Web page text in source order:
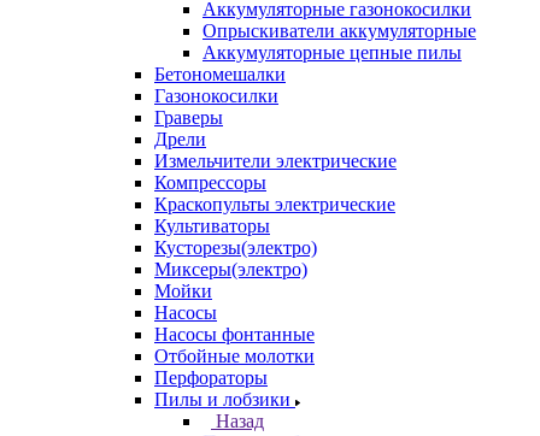
Аккумуляторные газонокосилки
Опрыскиватели аккумуляторные
Аккумуляторные цепные пилы
Бетономешалки
Газонокосилки
Граверы
Дрели
Измельчители электрические
Компрессоры
Краскопульты электрические
Культиваторы
Кусторезы(электро)
Миксеры(электро)
Мойки
Насосы
Насосы фонтанные
Отбойные молотки
Перфораторы
Пилы и лобзики
Назад